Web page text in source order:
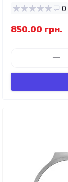
0
850.00 грн.